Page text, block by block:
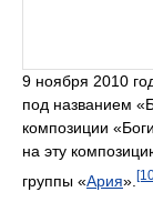
9 ноября 2010
под названием
композиции
на эту
группы «Ария».